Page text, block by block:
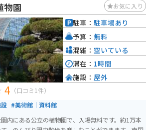
物園 お気に入り
4 （口コミ1件）
#美術館｜資料館
内にある公立の植物園で、入場無料です。約1万本
駐車： 駐車場あり
予算： 無料
混雑： 空いている
滞在： 1時間
施設： 屋外